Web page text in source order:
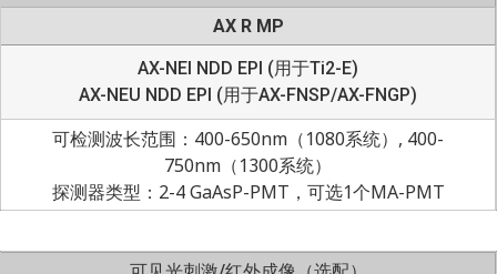
AX R MP
AX-NEI NDD EPI (用于Ti2-E)
AX-NEU NDD EPI (用于AX-FNSP/AX-FNGP)
可检测波长范围：400-650nm（1080系统）, 400-
750nm（1300系统）
探测器类型：2-4 GaAsP-PMT，可选1个MA-PMT